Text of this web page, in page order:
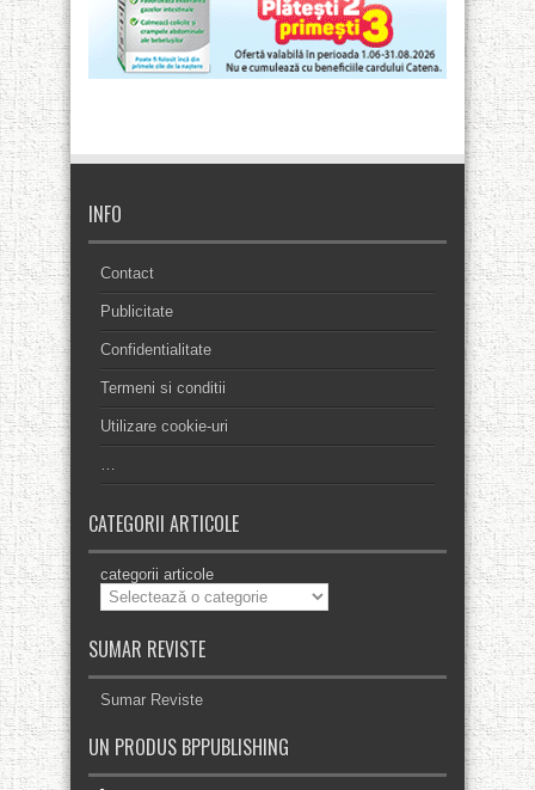
INFO
Contact
Publicitate
Confidentialitate
Termeni si conditii
Utilizare cookie-uri
…
CATEGORII ARTICOLE
categorii articole
SUMAR REVISTE
Sumar Reviste
UN PRODUS BPPUBLISHING